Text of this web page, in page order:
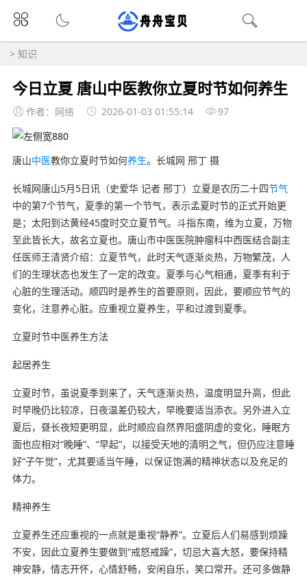
> 知识
今日立夏 唐山中医教你立夏时节如何养生
作者：网络 2026-01-03 01:55:14 97
唐山中医教你立夏时节如何养生。长城网 邢丁 摄
长城网唐山5月5日讯（史爱华 记者 邢丁）立夏是农历二十四节气
中的第7个节气，夏季的第一个节气，表示孟夏时节的正式开始更
是；太阳到达黄经45度时交立夏节气。斗指东南，维为立夏，万物
至此皆长大，故名立夏也。唐山市中医医院肿瘤科中西医结合副主
任医师王清贤介绍：立夏节气，此时天气逐渐炎热，万物繁茂，人
们的生理状态也发生了一定的改变。夏季与心气相通，夏季有利于
心脏的生理活动。顺四时是养生的首要原则，因此，要顺应节气的
变化，注意养心脏。应重视立夏养生，平和过渡到夏季。
立夏时节中医养生方法
起居养生
立夏时节，虽说夏季到来了，天气逐渐炎热，温度明显升高，但此
时早晚仍比较凉，日夜温差仍较大，早晚要适当添衣。另外进入立
夏后，昼长夜短更明显，此时顺应自然界阳盛阴虚的变化，睡眠方
面也应相对“晚睡”、“早起”，以接受天地的清明之气，但仍应注意睡
好“子午觉”，尤其要适当午睡，以保证饱满的精神状态以及充足的
体力。
精神养生
立夏养生还应重视的一点就是重视“静养”。立夏后人们易感到烦躁
不安，因此立夏养生要做到“戒怒戒躁”，切忌大喜大怒，要保持精
神安静，情志开怀，心情舒畅，安闲自乐，笑口常开。还可多做静